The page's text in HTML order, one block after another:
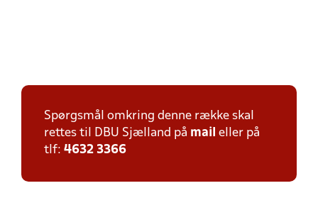
Spørgsmål omkring denne række skal
rettes til DBU Sjælland på mail eller på
tlf: 4632 3366